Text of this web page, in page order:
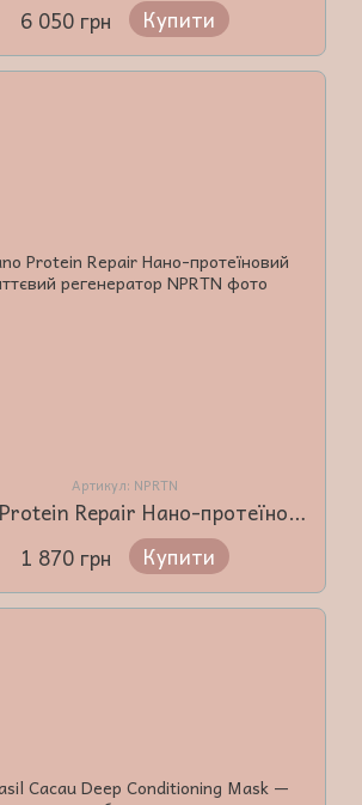
6 050 грн
Купити
Артикул: NPRTN
Nano Protein Repair Нано-протеїновий миттєвий регенератор
1 870 грн
Купити